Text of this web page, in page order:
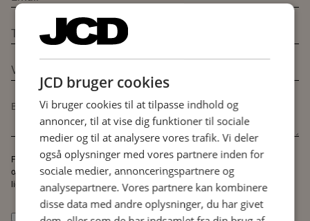
For at vi kan kontakte dig, er vi nødt til at gemme og behandle dine
oplysninger. Du kan altid bede om indsigt i, hvilke data vi opbevarer om dig,
ligesom du kan bede om at få dem slettet. Læs vores privatlivspolitik.
Jeg giver tilladelse til, at JCD A/S opbevarer og behandler mine
JCD bruger cookies
Vi bruger cookies til at tilpasse indhold og
annoncer, til at vise dig funktioner til sociale
medier og til at analysere vores trafik. Vi deler
også oplysninger med vores partnere inden for
sociale medier, annonceringspartnere og
analysepartnere. Vores partnere kan kombinere
disse data med andre oplysninger, du har givet